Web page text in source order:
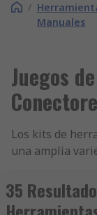
/
Manuales
Juegos
Los kits de
una amplia
eléctricos.
35